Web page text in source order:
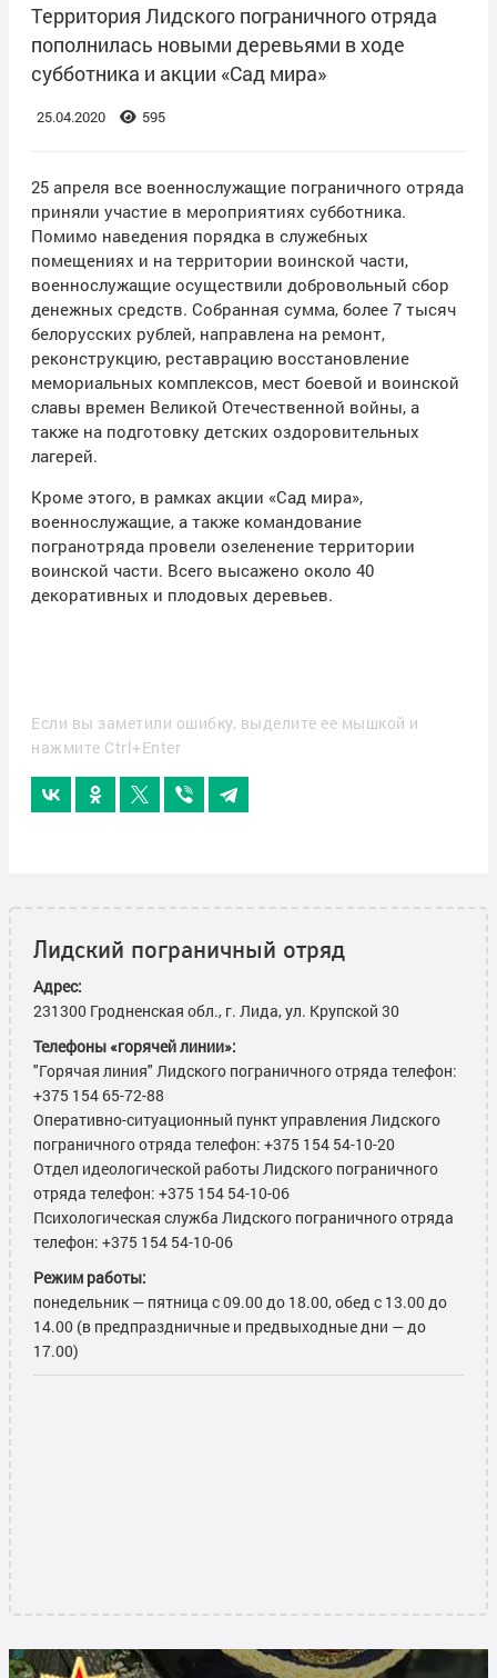
Территория Лидского пограничного отряда
пополнилась новыми деревьями в ходе
субботника и акции «Сад мира»
25.04.2020 595
25 апреля все военнослужащие пограничного отряда
приняли участие в мероприятиях субботника.
Помимо наведения порядка в служебных
помещениях и на территории воинской части,
военнослужащие осуществили добровольный сбор
денежных средств. Собранная сумма, более 7 тысяч
белорусских рублей, направлена на ремонт,
реконструкцию, реставрацию восстановление
мемориальных комплексов, мест боевой и воинской
славы времен Великой Отечественной войны, а
также на подготовку детских оздоровительных
лагерей.
Кроме этого, в рамках акции «Сад мира»,
военнослужащие, а также командование
погранотряда провели озеленение территории
воинской части. Всего высажено около 40
декоративных и плодовых деревьев.
Если вы заметили ошибку, выделите ее мышкой и
нажмите Ctrl+Enter
Лидский пограничный отряд
Адрес:
231300 Гродненская обл., г. Лида, ул. Крупской 30
Телефоны «горячей линии»:
"Горячая линия" Лидского пограничного отряда телефон:
+375 154 65-72-88
Оперативно-ситуационный пункт управления Лидского
пограничного отряда телефон: +375 154 54-10-20
Отдел идеологической работы Лидского пограничного
отряда телефон: +375 154 54-10-06
Психологическая служба Лидского пограничного отряда
телефон: +375 154 54-10-06
Режим работы:
понедельник — пятница с 09.00 до 18.00, обед с 13.00 до
14.00 (в предпраздничные и предвыходные дни — до
17.00)